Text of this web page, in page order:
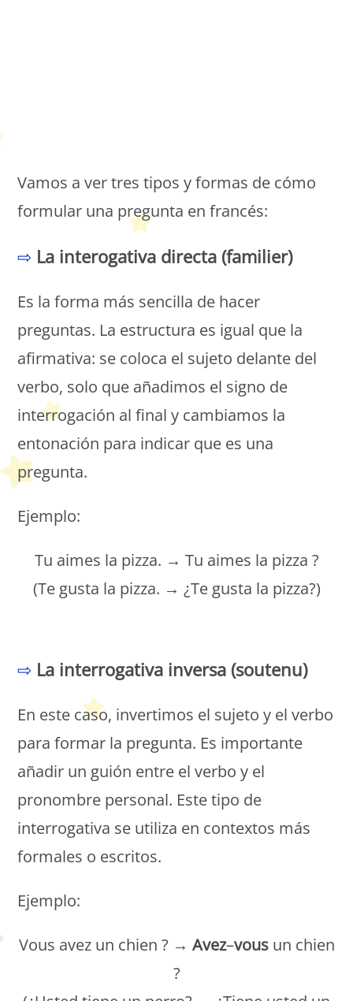
Vamos a ver tres tipos y formas de cómo
formular una pregunta en francés:
⇨ La interogativa directa (familier)
Es la forma más sencilla de hacer
preguntas. La estructura es igual que la
afirmativa: se coloca el sujeto delante del
verbo, solo que añadimos el signo de
interrogación al final y cambiamos la
entonación para indicar que es una
pregunta.
Ejemplo:
Tu aimes la pizza. → Tu aimes la pizza ?
(Te gusta la pizza. → ¿Te gusta la pizza?)
⇨ La interrogativa inversa (soutenu)
En este caso, invertimos el sujeto y el verbo
para formar la pregunta. Es importante
añadir un guión entre el verbo y el
pronombre personal. Este tipo de
interrogativa se utiliza en contextos más
formales o escritos.
Ejemplo:
Vous avez un chien ? → Avez–vous un chien
?